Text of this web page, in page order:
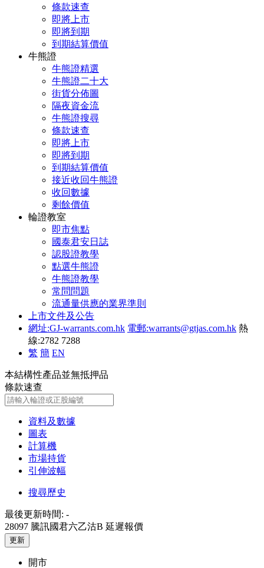
條款速查
即將上市
即將到期
到期結算價值
牛熊證
牛熊證精選
牛熊證二十大
街貨分佈圖
隔夜資金流
牛熊證搜尋
條款速查
即將上市
即將到期
到期結算價值
接近收回牛熊證
收回數據
剩餘價值
輪證教室
即市焦點
國泰君安日誌
認股證教學
點選牛熊證
牛熊證教學
常問問題
流通量供應的業界準則
上市文件及公告
網址:GJ-warrants.com.hk 電郵:warrants@gtjas.com.hk 熱
線:2782 7288
繁 簡 EN
本結構性產品並無抵押品
條款速查
資料及數據
圖表
計算機
市場持貨
引伸波幅
搜尋歷史
最後更新時間: -
28097 騰訊國君六乙沽B 延遲報價
更新
開市